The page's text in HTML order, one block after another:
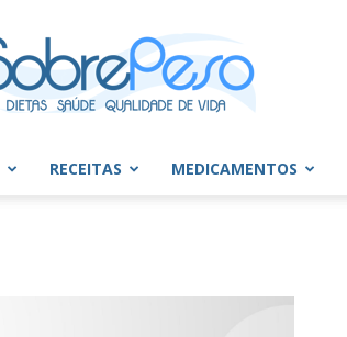
RECEITAS MEDICAMENTOS